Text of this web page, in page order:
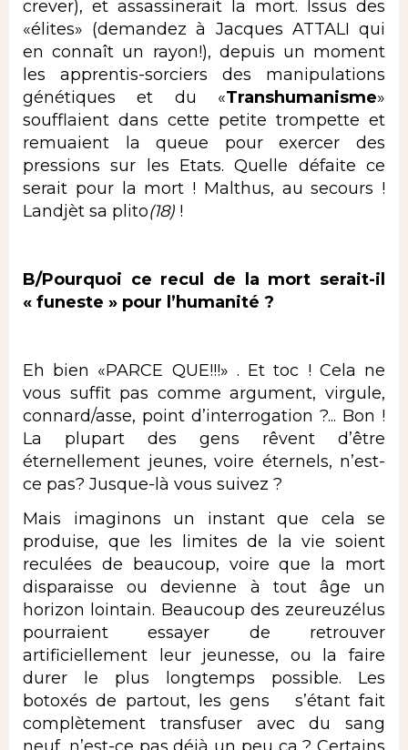
crever), et assassinerait la mort. Issus des
«élites» (demandez à Jacques ATTALI qui
en connaît un rayon!), depuis un moment
les apprentis-sorciers des manipulations
génétiques et du «Transhumanisme»
soufflaient dans cette petite trompette et
remuaient la queue pour exercer des
pressions sur les Etats. Quelle défaite ce
serait pour la mort ! Malthus, au secours !
Landjèt sa plito(18) !
B/Pourquoi ce recul de la mort serait-il
« funeste » pour l’humanité ?
Eh bien «PARCE QUE!!!» . Et toc ! Cela ne
vous suffit pas comme argument, virgule,
connard/asse, point d’interrogation ?... Bon !
La plupart des gens rêvent d’être
éternellement jeunes, voire éternels, n’est-
ce pas? Jusque-là vous suivez ?
Mais imaginons un instant que cela se
produise, que les limites de la vie soient
reculées de beaucoup, voire que la mort
disparaisse ou devienne à tout âge un
horizon lointain. Beaucoup des zeureuzélus
pourraient essayer de retrouver
artificiellement leur jeunesse, ou la faire
durer le plus longtemps possible. Les
botoxés de partout, les gens s’étant fait
complètement transfuser avec du sang